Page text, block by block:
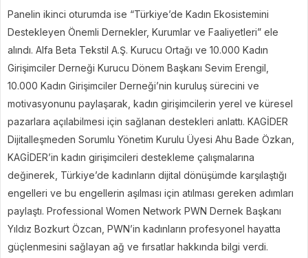
Panelin ikinci oturumda ise “Türkiye’de Kadın Ekosistemini
Destekleyen Önemli Dernekler, Kurumlar ve Faaliyetleri” ele
alındı. Alfa Beta Tekstil A.Ş. Kurucu Ortağı ve 10.000 Kadın
Girişimciler Derneği Kurucu Dönem Başkanı Sevim Erengil,
10.000 Kadın Girişimciler Derneği’nin kuruluş sürecini ve
motivasyonunu paylaşarak, kadın girişimcilerin yerel ve küresel
pazarlara açılabilmesi için sağlanan destekleri anlattı. KAGİDER
Dijitalleşmeden Sorumlu Yönetim Kurulu Üyesi Ahu Bade Özkan,
KAGİDER’in kadın girişimcileri destekleme çalışmalarına
değinerek, Türkiye’de kadınların dijital dönüşümde karşılaştığı
engelleri ve bu engellerin aşılması için atılması gereken adımları
paylaştı. Professional Women Network PWN Dernek Başkanı
Yıldız Bozkurt Özcan, PWN’in kadınların profesyonel hayatta
güçlenmesini sağlayan ağ ve fırsatlar hakkında bilgi verdi.